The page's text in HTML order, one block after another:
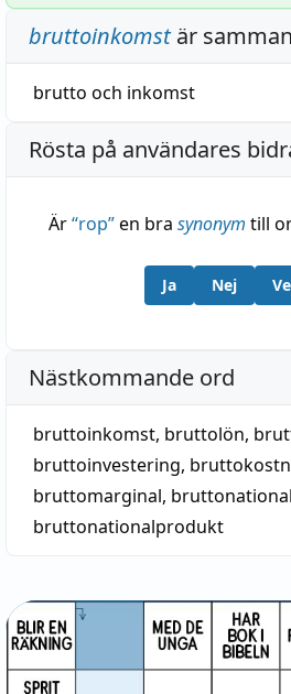
bruttoinkomstär
brutto och inkomst
Rösta på användares
Är“rop”en bra synonym till
Ja Nej
Nästkommande ord
bruttoinkomst, bruttolön,
bruttoinvestering,
bruttomarginal,
bruttonationalprodukt